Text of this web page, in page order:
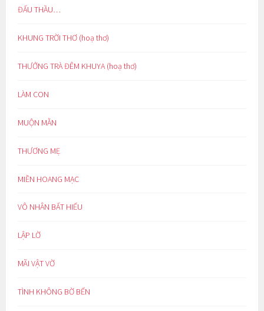
ĐẤU THẦU…
KHUNG TRỜI THƠ (hoạ thơ)
THƯỞNG TRÀ ĐÊM KHUYA (hoạ thơ)
LÀM CON
MUỘN MẰN
THƯƠNG MẸ
MIỀN HOANG MẠC
VÔ NHÂN BẤT HIẾU
LẬP LỜ
MÃI VẬT VỜ
TÌNH KHÔNG BỜ BẾN